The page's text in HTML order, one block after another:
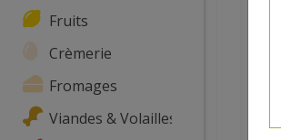
Fruits
Crèmerie
Fromages
Viandes & Volailles